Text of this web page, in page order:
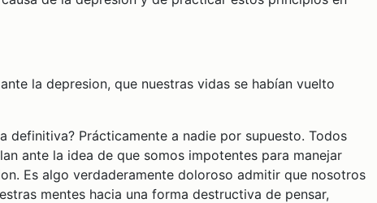
la depresion, que nuestras vidas se habían vuelto
definitiva? Prácticamente a nadie por supuesto. Todos
ante la idea de que somos impotentes para manejar
Es algo verdaderamente doloroso admitir que nosotros
mentes hacia una forma destructiva de pensar,